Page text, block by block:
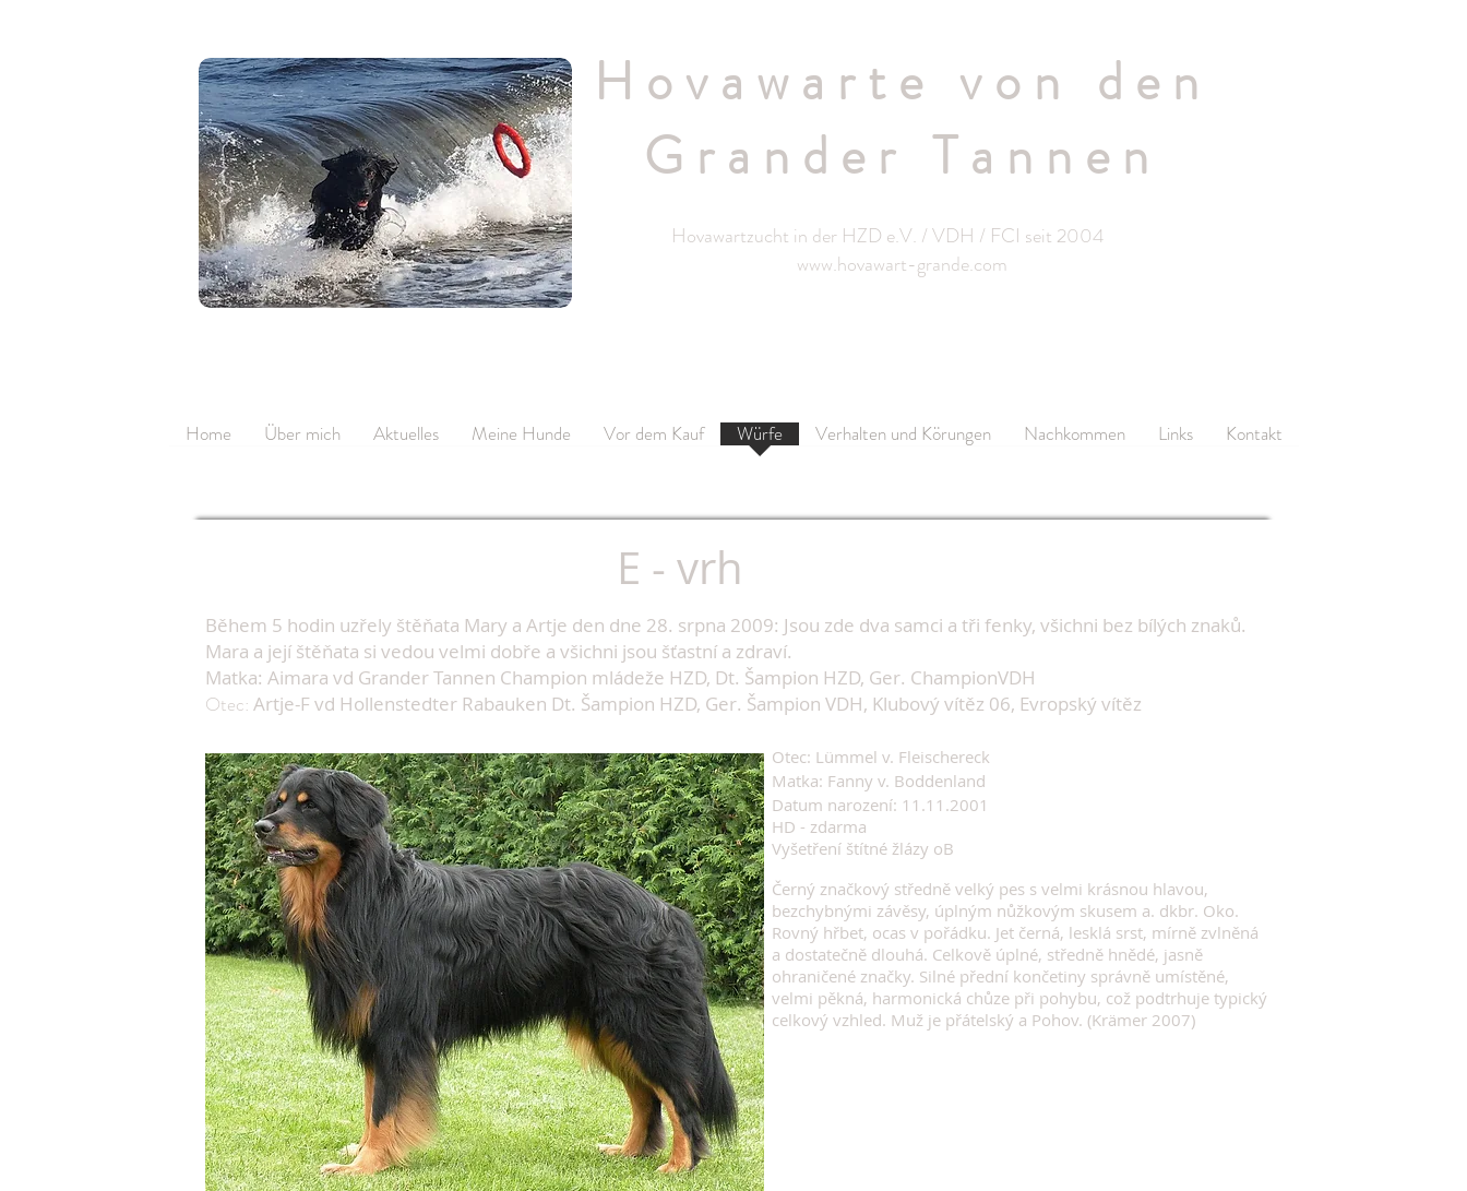
Hovawarte von den
Grander Tannen
Hovawartzucht in der HZD e.V. / VDH / FCI seit 2004
www.hovawart-grande.com
Home Über mich Aktuelles Meine Hunde Vor dem Kauf Würfe Verhalten und Körungen Nachkommen Links Kontakt
E - vrh
Během 5 hodin uzřely štěňata Mary a Artje den dne 28. srpna 2009: Jsou zde dva samci a tři fenky, všichni bez bílých znaků.
Mara a její štěňata si vedou velmi dobře a všichni jsou šťastní a zdraví.
Matka: Aimara vd Grander Tannen Champion mládeže HZD, Dt. Šampion HZD, Ger. ChampionVDH
Otec: Artje-F vd Hollenstedter Rabauken Dt. Šampion HZD, Ger. Šampion VDH, Klubový vítěz 06, Evropský vítěz
Otec: Lümmel v. Fleischereck
Matka: Fanny v. Boddenland
Datum narození: 11.11.2001
HD - zdarma
Vyšetření štítné žlázy oB
Černý značkový středně velký pes s velmi krásnou hlavou,
bezchybnými závěsy, úplným nůžkovým skusem a. dkbr. Oko.
Rovný hřbet, ocas v pořádku. Jet černá, lesklá srst, mírně zvlněná
a dostatečně dlouhá. Celkově úplné, středně hnědé, jasně
ohraničené značky. Silné přední končetiny správně umístěné,
velmi pěkná, harmonická chůze při pohybu, což podtrhuje typický
celkový vzhled. Muž je přátelský a Pohov. (Krämer 2007)